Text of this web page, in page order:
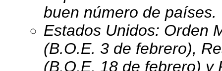
buen número de países.
Estados Unidos: Orden
(B.O.E. 3 de febrero),
(B.O.E. 18 de febrero) y